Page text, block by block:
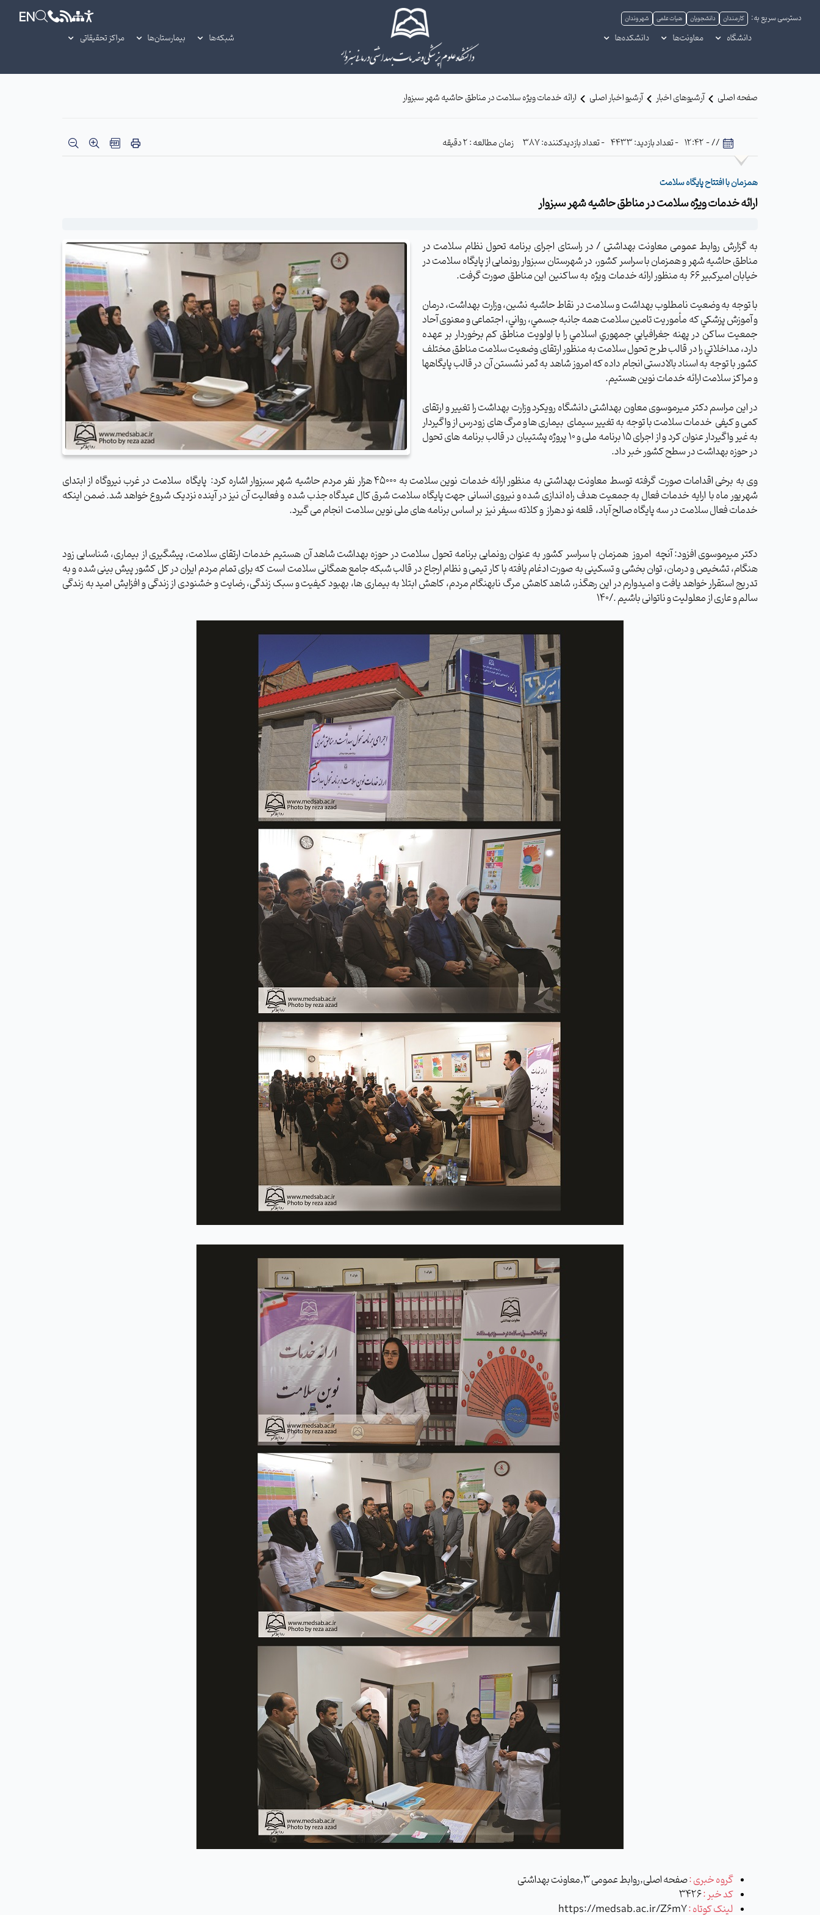
دسترسی سریع به: کارمندان دانشجویان هیات علمی شهروندان EN
دانشگاه معاونت‌ها دانشکده‌ها شبکه‌ها بیمارستان‌ها مراکز تحقیقاتی
صفحه اصلی آرشیوهای اخبار آرشیو اخبار اصلی ارائه خدمات ویژه سلامت در مناطق حاشیه شهر سبزوار
// - 12:42 - تعداد بازدید: 4433 - تعداد بازدیدکننده: 387 زمان مطالعه : 2 دقیقه
همزمان با افتتاح پایگاه سلامت
ارائه خدمات ویژه سلامت در مناطق حاشیه شهر سبزوار
به گزارش روابط عمومی معاونت بهداشتی / در راستای اجرای برنامه تحول نظام سلامت در
مناطق حاشیه شهر و همزمان با سراسر کشور، در شهرستان سبزوار رونمایی از پایگاه سلامت در
خیابان امیرکبیر 66 به منظور ارائه خدمات ویژه به ساکنین این مناطق صورت گرفت.
با توجه به وضعيت نامطلوب بهداشت و سلامت در نقاط حاشيه نشين، وزارت بهداشت، درمان
و آموزش پزشكي كه مأموريت تامين سلامت همه جانبه جسمي، رواني، اجتماعی و معنوی آحاد
جمعيت ساكن در پهنه جغرافيايي جمهوري اسلامي را با اولویت مناطق کم برخوردار بر عهده
دارد، مداخلاتي را در قالب طرح تحول سلامت به منظور ارتقای وضعيت سلامت مناطق مختلف
كشور با توجه به اسناد بالادستی انجام داده که امروز شاهد به ثمر نشستن آن در قالب پایگاهها
و مراکز سلامت ارائه خدمات نوین هستیم.
در این مراسم دکتر میرموسوی معاون بهداشتی دانشگاه رویکرد وزارت بهداشت را تغییر و ارتقای
کمی و کیفی خدمات سلامت با توجه به تغییر سیمای بیماری ها و مرگ های زودرس از واگیردار
به غیر واگیردار عنوان کرد و از اجرای
15 برنامه ملی و 10 پروژه پشتیبان در قالب برنامه های تحول
در حوزه بهداشت در سطح کشور خبر داد.
وی به برخیاقدامات صورت گرفته توسط معاونت بهداشتی به منظور ارائه خدمات نوین سلامت به
45000 هزار نفر مردم حاشیه شهر سبزوار اشاره کرد: پایگاه سلامت در غرب نیروگاه از ابتدای
شهریور ماه با ارایه خدمات فعال به جمعیت هدف راه اندازی شده و نیروی انسانی جهت پایگاه سلامت شرق کال عیدگاه جذب شده و فعالیت آن نیز در آینده نزدیک شروع خواهد شد. ضمن اینکه
خدمات فعال سلامت در سه پایگاه صالح آباد، قلعه نو دهراز و کلاته سیفر نیز بر اساس برنامه های ملی نوین سلامت انجام می گیرد.
دکتر میرموسوی افزود: آنچه امروز همزمان با سراسر کشور به عنوان رونمایی برنامه تحول سلامت در حوزه بهداشت شاهد آن هستیم خدمات ارتقای سلامت، پیشگیری از بیماری، شناسایی زود
هنگام، تشخیص و درمان، توان بخشی و تسکینی به صورت ادغام یافته با کار تیمی و نظام ارجاع در قالب شبکه جامع همگانی سلامت است که برای تمام مردم ایران در کل کشور پیش بینی شده و به
تدریج استقرار خواهد یافت و امیدوارم در این رهگذر، شاهد کاهش مرگ نابهنگام مردم، کاهش ابتلا به بیماری ها، بهبود کیفیت و سبک زندگی، رضایت و خشنودی از زندگی و افزایش امید به زندگی
سالم و عاری از معلولیت و ناتوانی باشیم ./140
گروه خبری :صفحه اصلی,روابط عمومی 3,معاونت بهداشتی
کد خبر :3426
لینک کوتاه : https://medsab.ac.ir/Z6m7